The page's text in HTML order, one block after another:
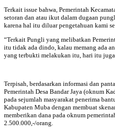
Terkait issue bahwa, Pemerintah
setoran dan atau ikut dalam dugaan
karena hal itu diluar pengetahuan kami
“Terkait Pungli yang melibatkan
itu tidak ada dindo, kalau memang ada
yang terbukti melakukan itu, hari itu juga
Terpisah, berdasarkan informasi dan
Pemerintah Desa Bandar Jaya (oknum
pada sejumlah masyarakat penerima
Kabupaten Muba dengan membuat
memberikan dana pada oknum
2.500.000,-/orang.